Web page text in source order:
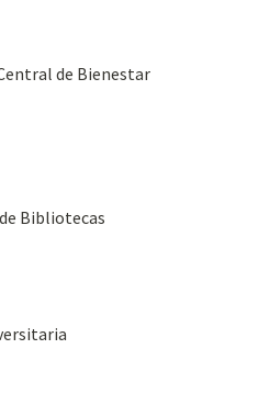
de Bienestar
Bibliotecas